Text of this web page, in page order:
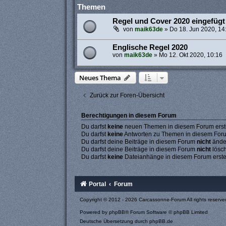
Themen
Regel und Cover 2020 eingefügt
von maik63de» Do 18. Jun 2020,
Englische Regel 2020
von maik63de» Mo 12. Okt 2020, 10:16
Neues Thema
Zurück zur Foren-Übersicht
Berechtigungen in diesem Forum
Du darfst keineneuen Themen in diesem Forum
Du darfstkeineAntworten zu Themen in diesem
Du darfst deine Beiträge in diesem Forumnicht
Du darfst deine Beiträge in diesem Forum nicht
Du darfstkeineDateianhänge in diesem Forum
Portal Forum
Copyright © 2012 - 2026 Carcassonne-Forum All rights
Powered by phpBB® Forum Software © phpBB Limited
Deutsche Übersetzung durch phpBB.de